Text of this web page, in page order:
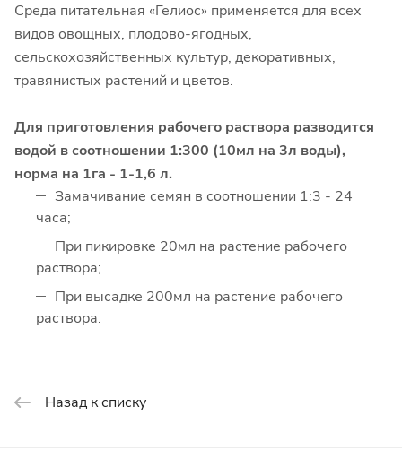
Среда питательная «Гелиос» применяется для всех
видов овощных, плодово-ягодных,
сельскохозяйственных культур, декоративных,
травянистых растений и цветов.
Для приготовления рабочего раствора разводится
водой в соотношении 1:300 (10мл на 3л воды),
норма на 1га - 1-1,6 л.
Замачивание семян в соотношении 1:3 - 24
часа;
При пикировке 20мл на растение рабочего
раствора;
При высадке 200мл на растение рабочего
раствора.
Назад к списку